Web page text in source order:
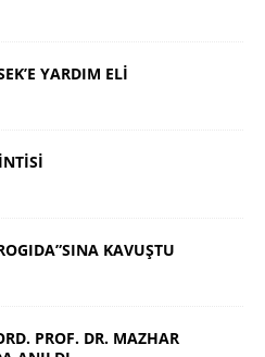
YARDIM ELİ
KAVUŞTU
PROF. DR. MAZHAR